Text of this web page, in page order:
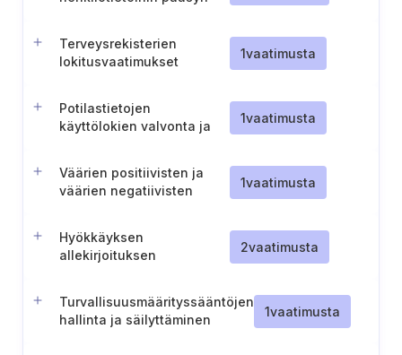
koskeva prosessi
Terveysrekisterien
lokitusvaatimukset
1vaatimusta
Potilastietojen
käyttölokien valvonta ja
1vaatimusta
Väärien positiivisten ja
väärien negatiivisten
valvonnassa
1vaatimusta
Hyökkäyksen
allekirjoituksen
2vaatimusta
Turvallisuusmäärityssääntöjen
hallinta ja säilyttäminen
1vaatimusta